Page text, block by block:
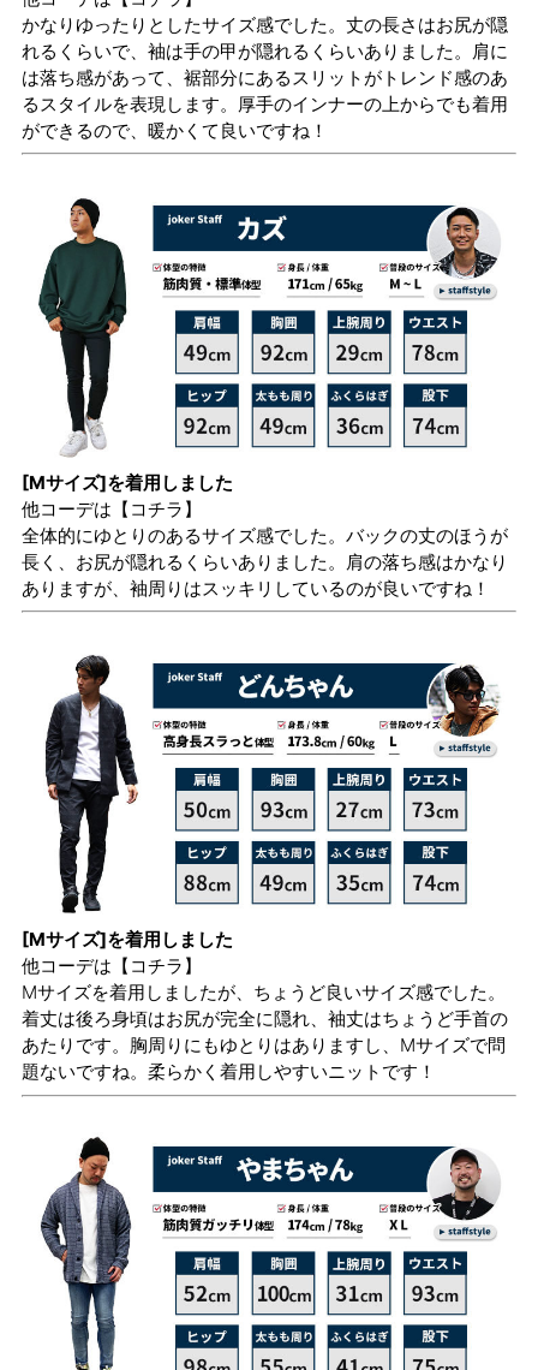
かなりゆったりとしたサイズ感でした。丈の長さはお尻が隠
れるくらいで、袖は手の甲が隠れるくらいありました。肩に
は落ち感があって、裾部分にあるスリットがトレンド感のあ
るスタイルを表現します。厚手のインナーの上からでも着用
ができるので、暖かくて良いですね！
[Mサイズ]を着用しました
他コーデは 【コチラ】
全体的にゆとりのあるサイズ感でした。バックの丈のほうが
長く、お尻が隠れるくらいありました。肩の落ち感はかなり
ありますが、袖周りはスッキリしているのが良いですね！
[Mサイズ]を着用しました
他コーデは 【コチラ】
Mサイズを着用しましたが、ちょうど良いサイズ感でした。
着丈は後ろ身頃はお尻が完全に隠れ、袖丈はちょうど手首の
あたりです。胸周りにもゆとりはありますし、Mサイズで問
題ないですね。柔らかく着用しやすいニットです！